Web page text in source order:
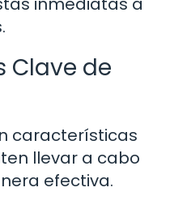
Clave de
características
llevar a cabo
efectiva.